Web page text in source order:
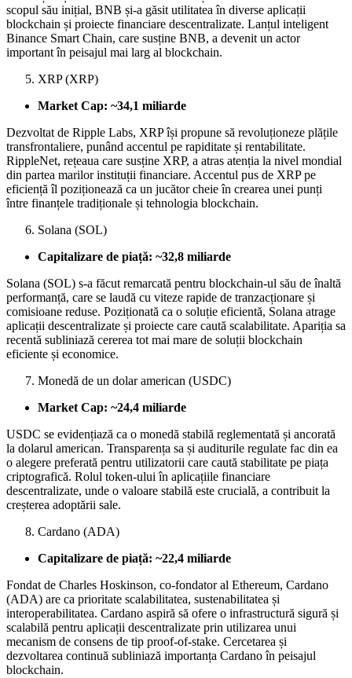
scopul său inițial, BNB și-a găsit utilitatea în diverse aplicații
blockchain și proiecte financiare descentralizate. Lanțul inteligent
Binance Smart Chain, care susține BNB, a devenit un actor
important în peisajul mai larg al blockchain.
XRP (XRP)
Market Cap: ~34,1 miliarde
Dezvoltat de Ripple Labs, XRP își propune să revoluționeze plățile
transfrontaliere, punând accentul pe rapiditate și rentabilitate.
RippleNet, rețeaua care susține XRP, a atras atenția la nivel mondial
din partea marilor instituții financiare. Accentul pus de XRP pe
eficiență îl poziționează ca un jucător cheie în crearea unei punți
între finanțele tradiționale și tehnologia blockchain.
Solana (SOL)
Capitalizare de piață: ~32,8 miliarde
Solana (SOL) s-a făcut remarcată pentru blockchain-ul său de înaltă
performanță, care se laudă cu viteze rapide de tranzacționare și
comisioane reduse. Poziționată ca o soluție eficientă, Solana atrage
aplicații descentralizate și proiecte care caută scalabilitate. Apariția sa
recentă subliniază cererea tot mai mare de soluții blockchain
eficiente și economice.
Monedă de un dolar american (USDC)
Market Cap: ~24,4 miliarde
USDC se evidențiază ca o monedă stabilă reglementată și ancorată
la dolarul american. Transparența sa și auditurile regulate fac din ea
o alegere preferată pentru utilizatorii care caută stabilitate pe piața
criptografică. Rolul token-ului în aplicațiile financiare
descentralizate, unde o valoare stabilă este crucială, a contribuit la
creșterea adoptării sale.
Cardano (ADA)
Capitalizare de piață: ~22,4 miliarde
Fondat de Charles Hoskinson, co-fondator al Ethereum, Cardano
(ADA) are ca prioritate scalabilitatea, sustenabilitatea și
interoperabilitatea. Cardano aspiră să ofere o infrastructură sigură și
scalabilă pentru aplicații descentralizate prin utilizarea unui
mecanism de consens de tip proof-of-stake. Cercetarea și
dezvoltarea continuă subliniază importanța Cardano în peisajul
blockchain.